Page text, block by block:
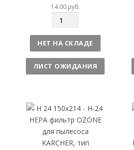
14.00 руб.
л
и
ч
е
в
о
НЕТ НА СКЛАДЕ
ЛИСТ ОЖИДАНИЯ